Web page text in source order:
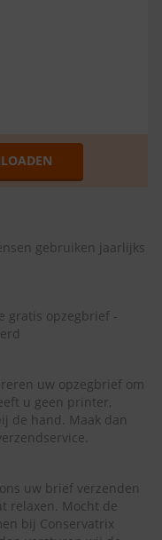
gebruiken jaarlijks
gratis opzegbrief -
uw opzegbrief om
u geen printer,
de hand. Maak dan
uw brief verzenden
relaxen. Mocht de
bij Conservatrix